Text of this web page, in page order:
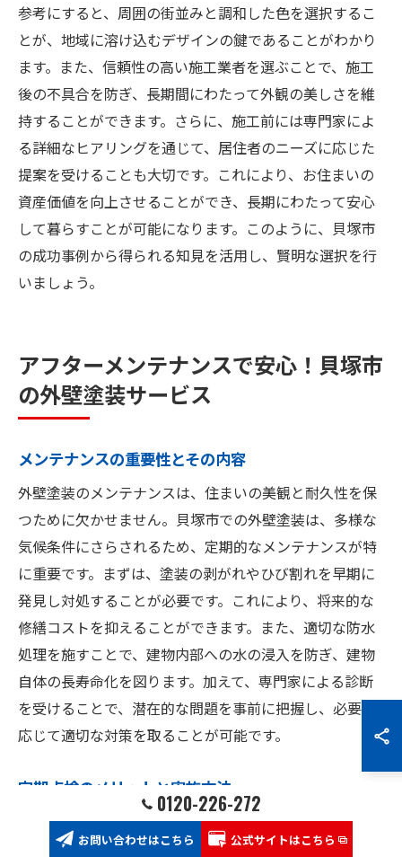
参考にすると、周囲の街並みと調和した色を選択するこ
とが、地域に溶け込むデザインの鍵であることがわかり
ます。また、信頼性の高い施工業者を選ぶことで、施工
後の不具合を防ぎ、長期間にわたって外観の美しさを維
持することができます。さらに、施工前には専門家によ
る詳細なヒアリングを通じて、居住者のニーズに応じた
提案を受けることも大切です。これにより、お住まいの
資産価値を向上させることができ、長期にわたって安心
して暮らすことが可能になります。このように、貝塚市
の成功事例から得られる知見を活用し、賢明な選択を行
いましょう。
アフターメンテナンスで安心！貝塚市
の外壁塗装サービス
メンテナンスの重要性とその内容
外壁塗装のメンテナンスは、住まいの美観と耐久性を保
つために欠かせません。貝塚市での外壁塗装は、多様な
気候条件にさらされるため、定期的なメンテナンスが特
に重要です。まずは、塗装の剥がれやひび割れを早期に
発見し対処することが必要です。これにより、将来的な
修繕コストを抑えることができます。また、適切な防水
処理を施すことで、建物内部への水の浸入を防ぎ、建物
自体の長寿命化を図ります。加えて、専門家による診断
を受けることで、潜在的な問題を事前に把握し、必要に
応じて適切な対策を取ることが可能です。
定期点検のメリットと実施方法
定期点検は外壁塗装の耐久性を確保するための重要なス
テップです。貝塚市での外壁塗装は風雨にさらされるた
0120-226-272
お問い合わせはこちら 公式サイトはこちら